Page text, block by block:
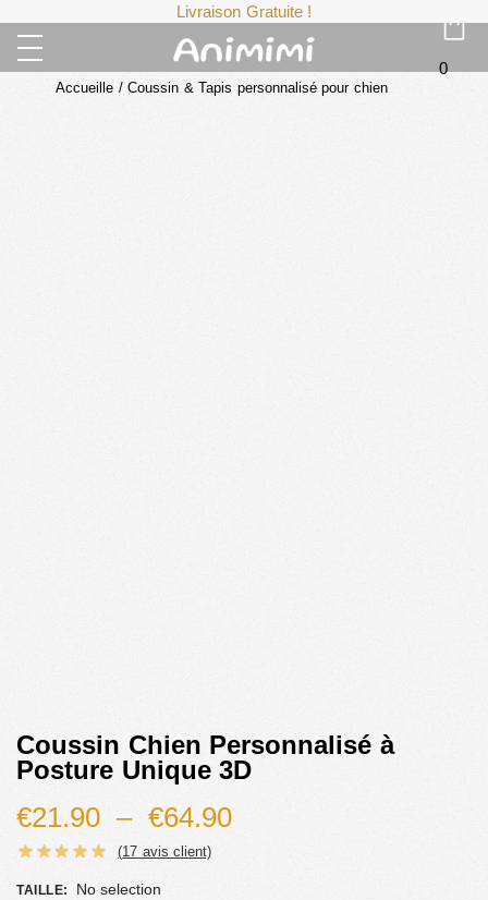
Livraison Gratuite !
0
Accueille / Coussin & Tapis personnalisé pour chien
Coussin Chien Personnalisé à
Posture Unique 3D
€21.90 – €64.90
(17 avis client)
TAILLE: No selection